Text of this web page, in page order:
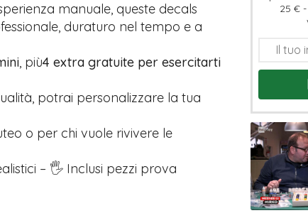
manuale, queste decals
duraturo nel tempo e a
, più4 extra gratuite per esercitarti
potrai personalizzare la tua
o per chi vuole rivivere le
– 🖐️ Inclusi pezzi prova
25 €